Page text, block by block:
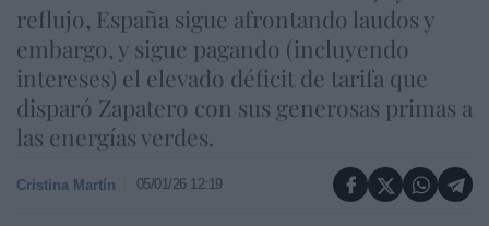
reflujo, España sigue afrontando laudos y
embargo, y sigue pagando (incluyendo
intereses) el elevado déficit de tarifa que
disparó Zapatero con sus generosas primas a
las energías verdes.
Cristina Martín 05/01/26 12:19